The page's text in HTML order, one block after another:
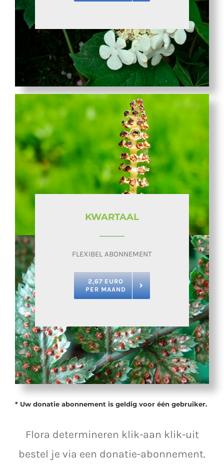
KWARTAAL
FLEXIBEL ABONNEMENT
2,67 EURO
PER MAAND
* Uw donatie abonnement is geldig voor één gebruiker.
Flora determineren klik-aan klik-uit
bestel je via een donatie-abonnement.